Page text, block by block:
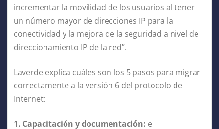
incrementar la movilidad de los usuarios al tener
un número mayor de direcciones IP para la
conectividad y la mejora de la seguridad a nivel de
direccionamiento IP de la red”.
Laverde explica cuáles son los 5 pasos para migrar
correctamente a la versión 6 del protocolo de
Internet:
1. Capacitación y documentación: el